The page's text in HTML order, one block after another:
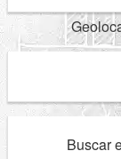
Buscar